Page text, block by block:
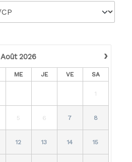
›
Août 2026
ME JE VE SA
1
5 6 7 8
12 13 14 15